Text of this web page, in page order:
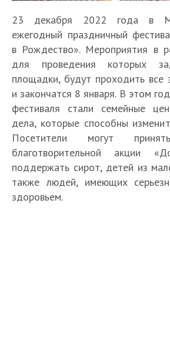
23 декабря 2022 года в
ежегодный праздничный
в Рождество». Мероприятия в
для проведения которых
площадки, будут проходить все
и закончатся 8 января. В этом
фестиваля стали семейные
дела, которые способны
Посетители могут
благотворительной акции
поддержать сирот, детей из
также людей, имеющих
здоровьем.